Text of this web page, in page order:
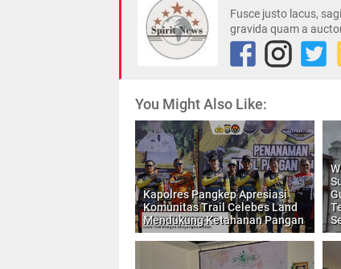
Fusce justo lacus,
gravida quam a
You Might Also Like:
Kapolres Pangkep Apresiasi
Komunitas Trail Celebes Land
Mendukung Ketahanan Pangan